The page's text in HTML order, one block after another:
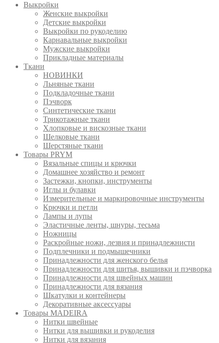
Выкройки
Женские выкройки
Детские выкройки
Выкройки по рукоделию
Карнавальные выкройки
Мужские выкройки
Прикладные материалы
Ткани
НОВИНКИ
Льняные ткани
Подкладочные ткани
Пэчворк
Синтетические ткани
Трикотажные ткани
Хлопковые и вискозные ткани
Шелковые ткани
Шерстяные ткани
Товары PRYM
Вязальные спицы и крючки
Домашнее хозяйство и ремонт
Застежки, кнопки, инструменты
Иглы и булавки
Измерительные и маркировочные инструменты
Крючки и петли
Лампы и лупы
Эластичные ленты, шнуры, тесьма
Ножницы
Раскройные ножи, лезвия и принадлежнисти
Подплечники и подмышечники
Принадлежности для женского белья
Принадлежности для шитья, вышивки и пэчворка
Принадлежности для швейных машин
Принадлежности для вязания
Шкатулки и контейнеры
Декоративные аксессуары
Товары MADEIRA
Нитки швейные
Нитки для вышивки и рукоделия
Нитки для вязания